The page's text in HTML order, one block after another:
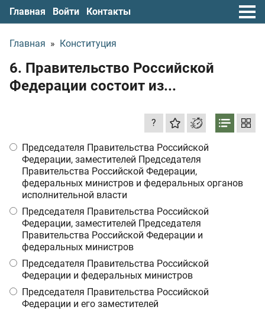
Главная Войти Контакты
Главная » Конституция
6. Правительство Российской
Федерации состоит из...
?
Председателя Правительства Российской
Федерации, заместителей Председателя
Правительства Российской Федерации,
федеральных министров и федеральных органов
исполнительной власти
Председателя Правительства Российской
Федерации, заместителей Председателя
Правительства Российской Федерации и
федеральных министров
Председателя Правительства Российской
Федерации и федеральных министров
Председателя Правительства Российской
Федерации и его заместителей